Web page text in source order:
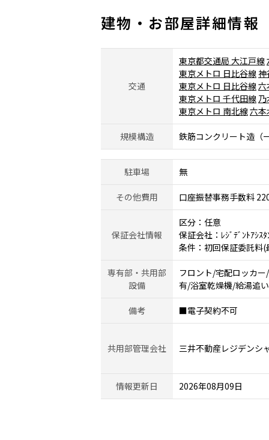
建物・お部屋詳細情報
交通
東京都交通局 大江戸線
東京メトロ 日比谷線神
東京メトロ 日比谷線六
東京メトロ 千代田線
東京メトロ 南北線六本
規模構造 鉄筋コンクリート造（
駐車場 無
その他費用 口座振替事務手数料
保証会社情報
区分：任意
保証会社：ﾚｼﾞﾃﾞﾝﾄｱｼｽ
条件：初回保証委託料
専有部・共用部
設備
フロント/宅配ロッカ
有/浴室乾燥機/給湯追
備考 ■電子契約不可
共用部管理会社 三井不動産レジデン
情報更新日 2026年08月09日